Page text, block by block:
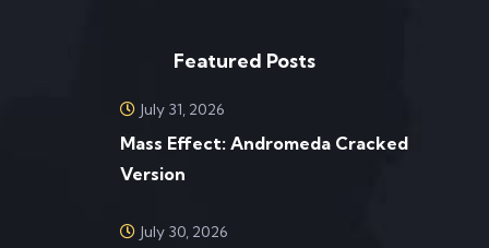
Featured Posts
July 31, 2026
Mass Effect: Andromeda Cracked
Version
July 30, 2026